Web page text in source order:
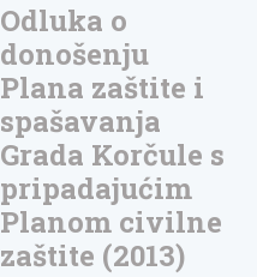
Odluka o
donošenju
Plana zaštite i
spašavanja
Grada Korčule s
pripadajućim
Planom civilne
zaštite (2013)